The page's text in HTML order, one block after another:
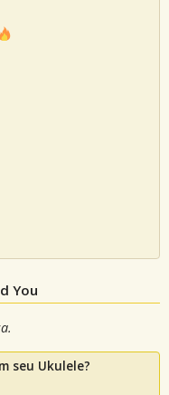
You
seu Ukulele?